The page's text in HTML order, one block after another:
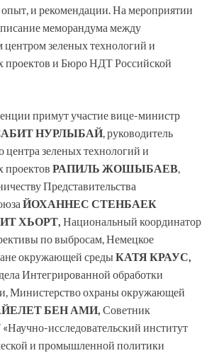
и рекомендации. На мероприятии
меморандума между
зеленых технологий и
проектов и Бюро НДТ Российской
примут участие вице-министр
НУРЛЫБАЙ , руководитель
зеленых технологий и
проектов РАПИЛЬ ЖОШЫБАЕВ
Представительства
ЙОХАННЕС СТЕНБАЕК
ХЬОРТ, Национальный координатор
по выбросам, Немецкое
окружающей средыКАТЯ КРАУС,
Интегрированной обработки
Министерство охраны окружающей
БЕН АМИ, Советник
исследовательский институт
и промышленной политики